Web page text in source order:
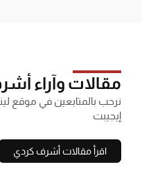
مقالات وآراء
نرحب بالمتابعين في موقع
إيجيبت
اقرأ مقالات أشرف كردي